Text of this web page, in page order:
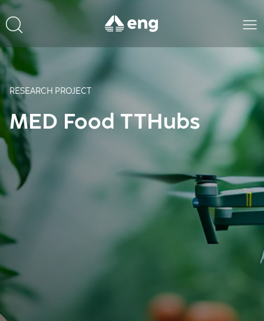
RESEARCH PROJECT
MED Food TTHubs